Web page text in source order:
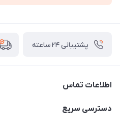
پشتیبانی ۲۴ ساعته
اطلاعات تماس
02177111474
دسترسی سریع